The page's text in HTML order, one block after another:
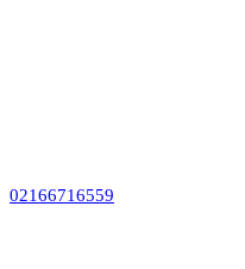
02166716559